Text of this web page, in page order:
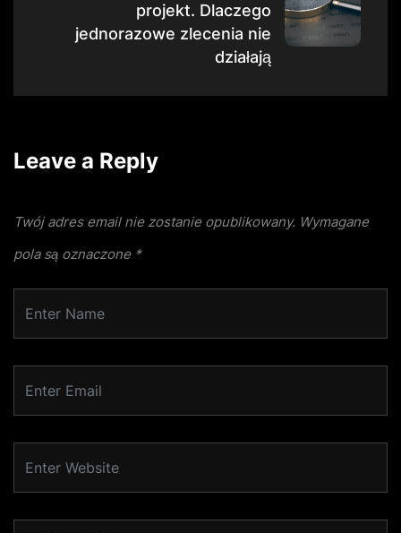
projekt. Dlaczego
jednorazowe zlecenia nie
działają
Leave a Reply
Twój adres email nie zostanie opublikowany. Wymagane
pola są oznaczone *